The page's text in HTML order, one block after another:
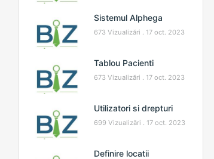
Sistemul Alphega
673 Vizualizări . 17 oct. 2023
Tablou Pacienti
673 Vizualizări . 17 oct. 2023
Utilizatori si drepturi
699 Vizualizări . 17 oct. 2023
Definire locatii